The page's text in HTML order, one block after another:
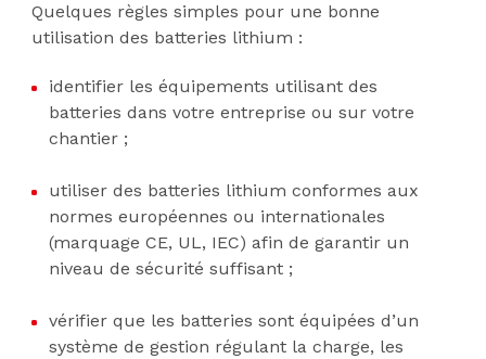
Quelques règles simples pour une bonne
utilisation des batteries lithium :
identifier les équipements utilisant des
batteries dans votre entreprise ou sur votre
chantier ;
utiliser des batteries lithium conformes aux
normes européennes ou internationales
(marquage CE, UL, IEC) afin de garantir un
niveau de sécurité suffisant ;
vérifier que les batteries sont équipées d’un
système de gestion régulant la charge, les